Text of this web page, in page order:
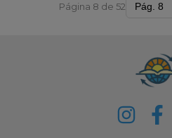
Página 8 de 52